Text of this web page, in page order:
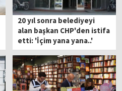
20 yıl sonra belediyeyi
alan başkan CHP'den istifa
etti: 'İçim yana yana..'